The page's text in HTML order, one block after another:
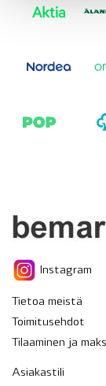
Instagram
Tietoa meistä
Toimitusehdot
Tilaaminen ja
Asiakastili